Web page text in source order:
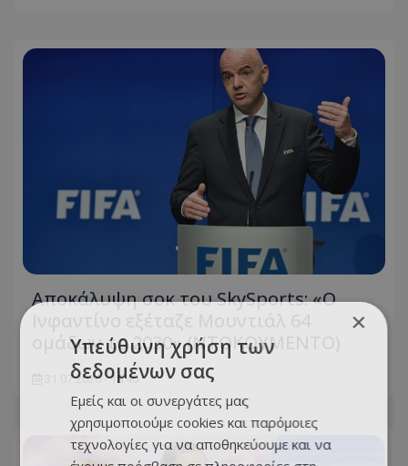
Αποκάλυψη σοκ του SkySports: «O
ομάδων το 2030» (ΝΤΟΚΟΥΜΕΝΤΟ)
31.07.2026 - 15:40
×
Υπεύθυνη χρήση των
δεδομένων σας
Εμείς και οι συνεργάτες μας
χρησιμοποιούμε cookies και παρόμοιες
τεχνολογίες για να αποθηκεύουμε και να